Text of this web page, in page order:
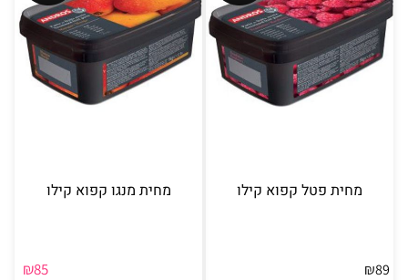
מחית פטל קפוא קילו
₪89
מחית מנגו קפוא קילו
₪85